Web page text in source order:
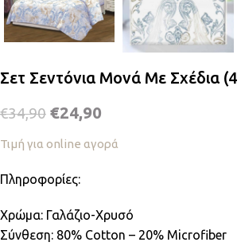
Σετ Σεντόνια Μονά Με Σχέδια
€34,90 €24,90
Τιμή για online αγορά
Πληροφορίες:
Χρώμα: Γαλάζιο-Χρυσό
Σύνθεση: 80% Cotton – 20% Microfiber